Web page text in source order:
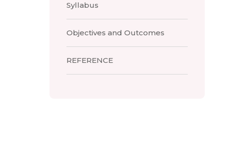
Syllabus
Objectives and Outcomes
REFERENCE